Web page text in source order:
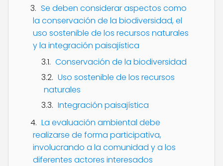
Se deben considerar aspectos como
la conservación de la biodiversidad, el
uso sostenible de los recursos naturales
y la integración paisajística
Conservación de la biodiversidad
Uso sostenible de los recursos
naturales
Integración paisajística
La evaluación ambiental debe
realizarse de forma participativa,
involucrando a la comunidad y a los
diferentes actores interesados